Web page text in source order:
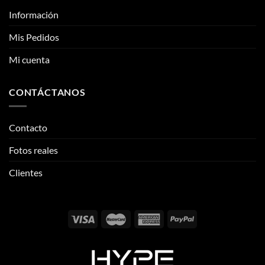
Información
Mis Pedidos
Mi cuenta
CONTÁCTANOS
Contacto
Fotos reales
Clientes